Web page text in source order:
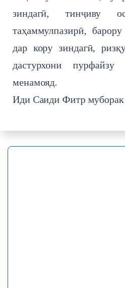
зиндагӣ, тинҷиву
таҳаммулпазирӣ,
дар кору зиндагӣ,
дастурхони пурфайзу
менамояд.
Иди Саиди Фитр